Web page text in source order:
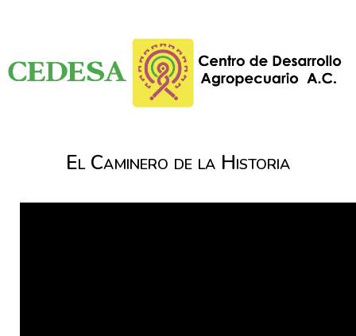
El Caminero de la Historia